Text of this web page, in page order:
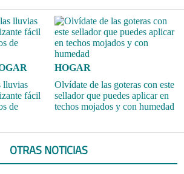
lluvias
fácil
de
HOGAR
Olvídate de las goteras con este
sellador que puedes aplicar en
techos mojados y con humedad
OTRAS NOTICIAS